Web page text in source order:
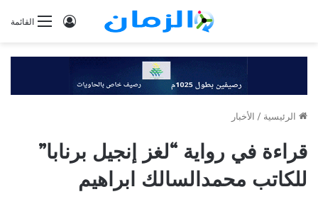
القائمةتسجيل
الرئيسية / الأخبار
قراءة في رواية “لغز إنجيل برنابا”
للكاتب محمدالسالك ابراهيم